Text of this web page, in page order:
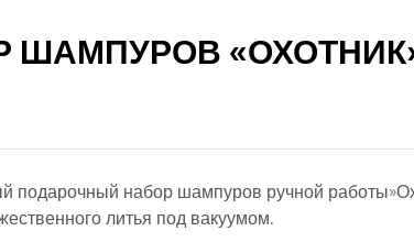
ШАМПУРОВ
подарочный набор шампуров ручной
литья под вакуумом.